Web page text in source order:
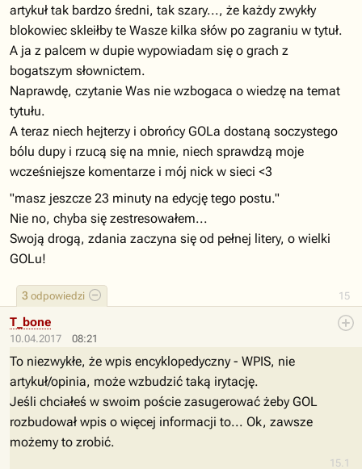
15
3 odpowiedzi
artykuł tak bardzo średni, tak szary..., że każdy zwykły
blokowiec skleiłby te Wasze kilka słów po zagraniu w tytuł.
A ja z palcem w dupie wypowiadam się o grach z
bogatszym słownictem.
Naprawdę, czytanie Was nie wzbogaca o wiedzę na temat
tytułu.
A teraz niech hejterzy i obrońcy GOLa dostaną soczystego
bólu dupy i rzucą się na mnie, niech sprawdzą moje
wcześniejsze komentarze i mój nick w sieci <3
"masz jeszcze 23 minuty na edycję tego postu."
Nie no, chyba się zestresowałem...
Swoją drogą, zdania zaczyna się od pełnej litery, o wielki
GOLu!
10.04.2017 08:21
15.1
T_bone
To niezwykłe, że wpis encyklopedyczny - WPIS, nie
artykuł/opinia, może wzbudzić taką irytację.
Jeśli chciałeś w swoim poście zasugerować żeby GOL
rozbudował wpis o więcej informacji to... Ok, zawsze
możemy to zrobić.